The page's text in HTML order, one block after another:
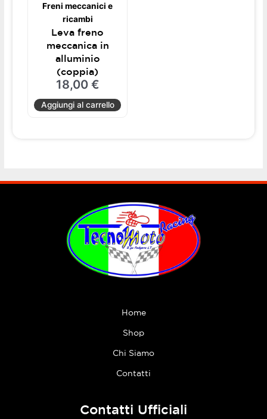
Freni meccanici e
ricambi
Leva freno
meccanica in
alluminio
(coppia)
18,00 €
Aggiungi al carrello
Home
Shop
Chi Siamo
Contatti
Contatti Ufficiali